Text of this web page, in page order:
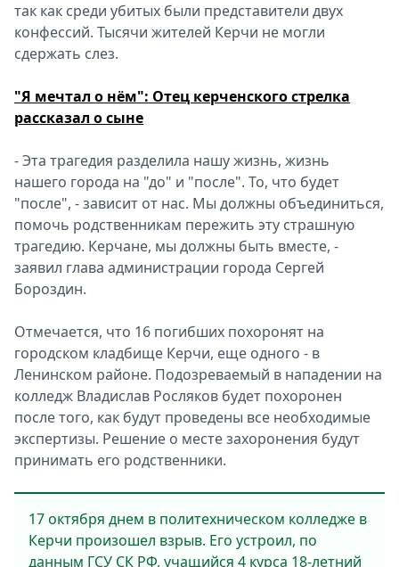
так как среди убитых были представители двух
конфессий. Тысячи жителей Керчи не могли
сдержать слез.
"Я мечтал о нём": Отец керченского стрелка
рассказал о сыне
- Эта трагедия разделила нашу жизнь, жизнь
нашего города на "до" и "после". То, что будет
"после", - зависит от нас. Мы должны объединиться,
помочь родственникам пережить эту страшную
трагедию. Керчане, мы должны быть вместе, -
заявил глава администрации города Сергей
Бороздин.
Отмечается, что 16 погибших похоронят на
городском кладбище Керчи, еще одного - в
Ленинском районе. Подозреваемый в нападении на
колледж Владислав Росляков будет похоронен
после того, как будут проведены все необходимые
экспертизы. Решение о месте захоронения будут
принимать его родственники.
17 октября днем в политехническом колледже в
Керчи произошел взрыв. Его устроил, по
данным ГСУ СК РФ, учащийся 4 курса 18-летний